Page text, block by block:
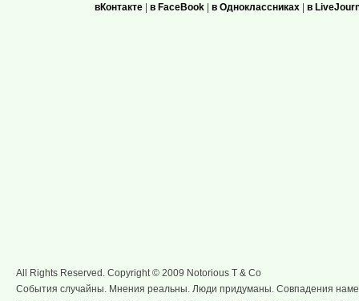
вКонтакте | в FaceBook | в Одноклассниках | в
All Rights Reserved. Copyright © 2009 Notorious T & Co
События случайны. Мнения реальны. Люди придуманы. Совпадения